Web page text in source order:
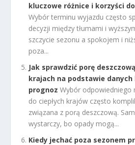
kluczowe różnice i korzyści
Wybór terminu wyjazdu często
decyzji między tłumami i
szczycie sezonu a spokojem i
poza...
Jak sprawdzić porę
krajach na podstawie
prognoz Wybór odpowiedniego
do ciepłych krajów często
związana z porą deszczową.
wystarczy, bo opady mogą...
Kiedy jechać poza sezonem